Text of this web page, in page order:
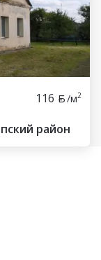
116 /м2
район